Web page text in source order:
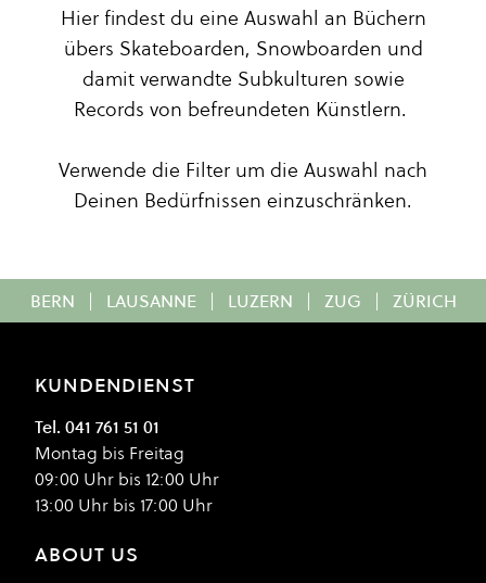
Hier findest du eine Auswahl an Büchern
übers Skateboarden, Snowboarden und
damit verwandte Subkulturen sowie
Records von befreundeten Künstlern.
Verwende die Filter um die Auswahl nach
Deinen Bedürfnissen einzuschränken.
BERN | LAUSANNE | LUZERN | ZUG | ZÜRICH
KUNDENDIENST
Tel. 041 761 51 01
Montag bis Freitag
09:00 Uhr bis 12:00 Uhr
13:00 Uhr bis 17:00 Uhr
ABOUT US